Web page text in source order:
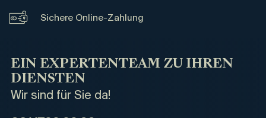
Sichere Online-Zahlung
EIN EXPERTENTEAM ZU IHREN
DIENSTEN
Wir sind für Sie da!